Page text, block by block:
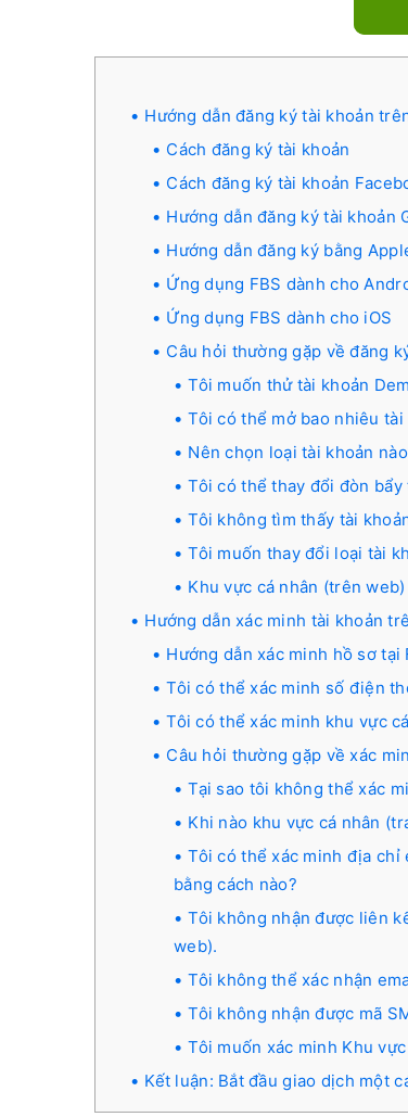
Hướng dẫn đăng ký tài khoản
Cách đăng ký tài khoản
Cách đăng ký tài khoản
Hướng dẫn đăng ký tài khoản
Hướng dẫn đăng ký bằng
Ứng dụng FBS dành cho
Ứng dụng FBS dành cho iOS
Câu hỏi thường gặp về đăng
Tôi muốn thử tài khoản
Tôi có thể mở bao nhiêu tài
Nên chọn loại tài khoản
Tôi có thể thay đổi đòn
Tôi không tìm thấy tài
Tôi muốn thay đổi loại tài
Khu vực cá nhân (trên web)
Hướng dẫn xác minh tài khoản
Hướng dẫn xác minh hồ sơ tại
Tôi có thể xác minh số điện
Tôi có thể xác minh khu vực
Câu hỏi thường gặp về xác
Tại sao tôi không thể xác
Khi nào khu vực cá nhân
Tôi có thể xác minh địa chỉ
bằng cách nào?
Tôi không nhận được liên
web).
Tôi không thể xác nhận
Tôi không nhận được mã
Tôi muốn xác minh Khu
Kết luận: Bắt đầu giao dịch một